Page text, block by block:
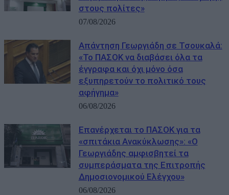
στους πολίτες»
07/08/2026
Απάντηση Γεωργιάδη σε Τσουκαλά:
«Το ΠΑΣΟΚ να διαβάσει όλα τα
έγγραφα και όχι μόνο όσα
εξυπηρετούν το πολιτικό τους
αφήγημα»
06/08/2026
Επανέρχεται το ΠΑΣΟΚ για τα
«σπιτάκια Ανακύκλωσης»: «Ο
Γεωργιάδης αμφισβητεί τα
συμπεράσματα της Επιτροπής
Δημοσιονομικού Ελέγχου»
06/08/2026